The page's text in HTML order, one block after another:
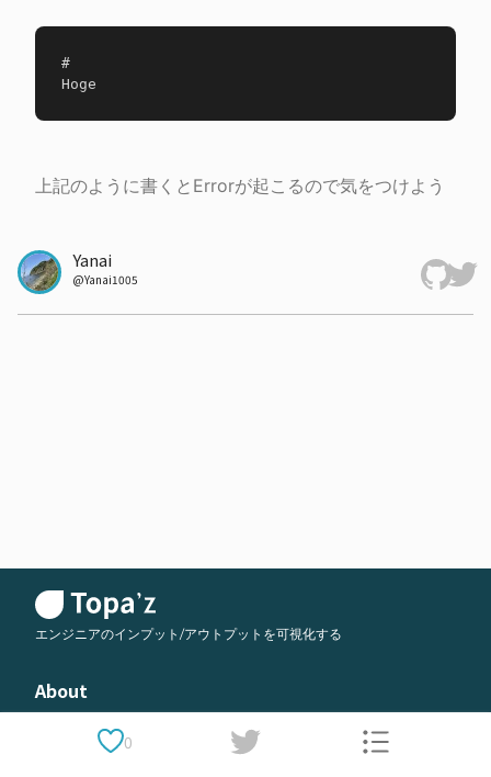
0
#
上記のように書くとErrorが起こるので気をつけよう
Yanai
@Yanai1005
エンジニアのインプット/アウトプットを可視化する
About